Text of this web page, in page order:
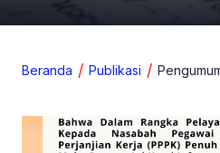
Beranda Publikasi